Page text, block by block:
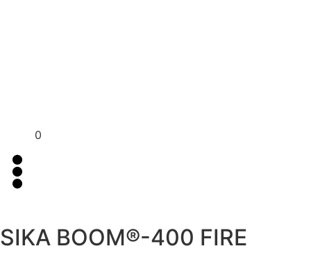
0
SIKA BOOM®-400 FIRE